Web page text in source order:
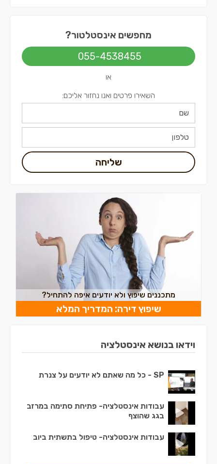
אינסטלטורים בדרום
אינסטלטורים בירושלים
אינסטלטורים בתל אביב
מחפשים אינסטלטור?
055-4538455
או
השאירו פרטים ואנו נחזור אליכם:
שליחה
מתכננים שיפוץ ולא יודעים איפה להתחיל?
שיפוץ דירה: המדריך המלא
וידאו בנושא אינסטלציה
SP - כל מה שאתם לא יודעים על צנרת
עבודות אינסטלציה- פתיחת סתימה במרזב
בגג שהוצף
עבודות אינסטלציה- טיפול בתשתית ביוב